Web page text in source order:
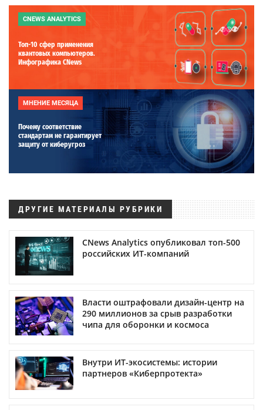
CNEWS ANALYTICS
Топ-10 сфер применения
квантовых компьютеров.
Инфографика CNews
МНЕНИЕ МЕСЯЦА
Почему соответствие
стандартам не гарантирует
защиту от киберугроз
ДРУГИЕ МАТЕРИАЛЫ РУБРИКИ
CNews Analytics опубликовал топ-500
российских ИТ-компаний
Власти оштрафовали дизайн-центр на
290 миллионов за срыв разработки
чипа для оборонки и космоса
Внутри ИТ-экосистемы: истории
партнеров «Киберпротекта»